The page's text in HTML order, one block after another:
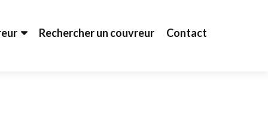
Rechercher un couvreur Contact